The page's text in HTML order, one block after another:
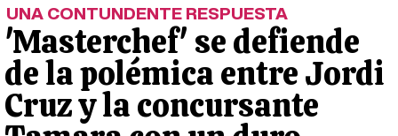
UNA CONTUNDENTE RESPUESTA
'Masterchef' se defiende
de la polémica entre Jordi
Cruz y la concursante